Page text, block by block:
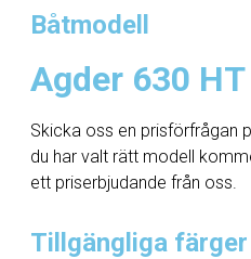
Båtmodell
Agder 630 HT
Skicka oss en prisförfrågan
du har valt rätt modell
ett priserbjudande från oss.
Tillgängliga färger